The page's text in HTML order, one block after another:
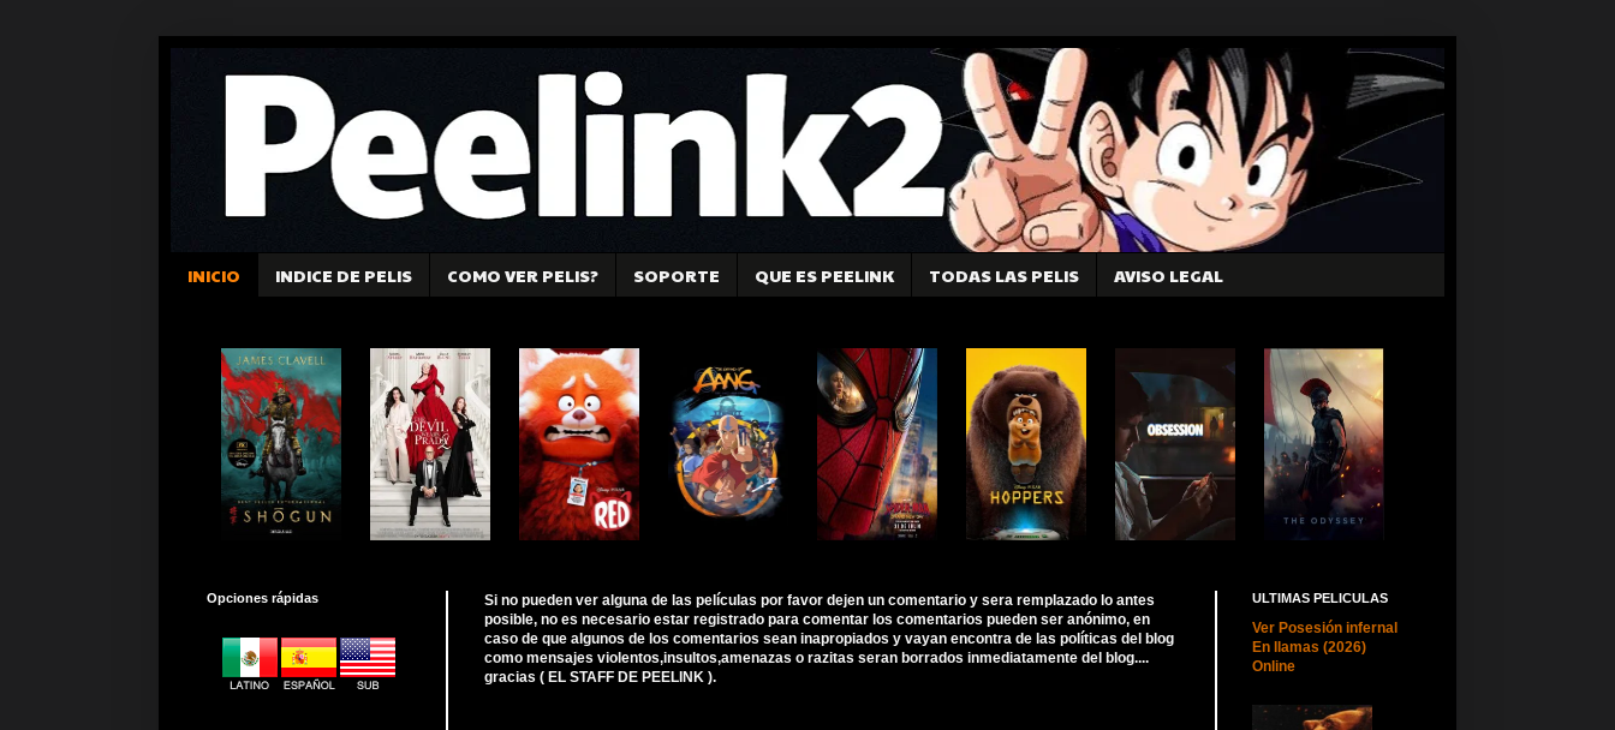
INICIO INDICE DE PELIS COMO VER PELIS? SOPORTE QUE ES PEELINK TODAS LAS PELIS AVISO LEGAL
Si no pueden ver alguna de las películas por favor dejen un comentario y sera remplazado lo antes
posible, no es necesario estar registrado para comentar los comentarios pueden ser anónimo, en
caso de que algunos de los comentarios sean inapropiados y vayan encontra de las políticas del blog
como mensajes violentos,insultos,amenazas o razitas seran borrados inmediatamente del blog....
gracias ( EL STAFF DE PEELINK ).
Opciones rápidas ULTIMAS PELICULAS
Ver Posesión infernal
En llamas (2026)
Online